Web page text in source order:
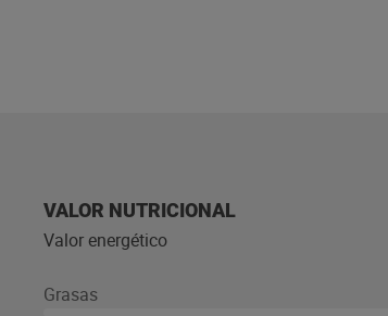
VALOR NUTRICIONAL
Valor energético
Grasas